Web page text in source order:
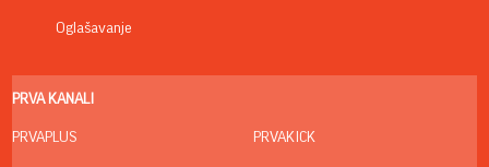
Oglašavanje
PRVA KANALI
PRVAPLUS PRVAKICK